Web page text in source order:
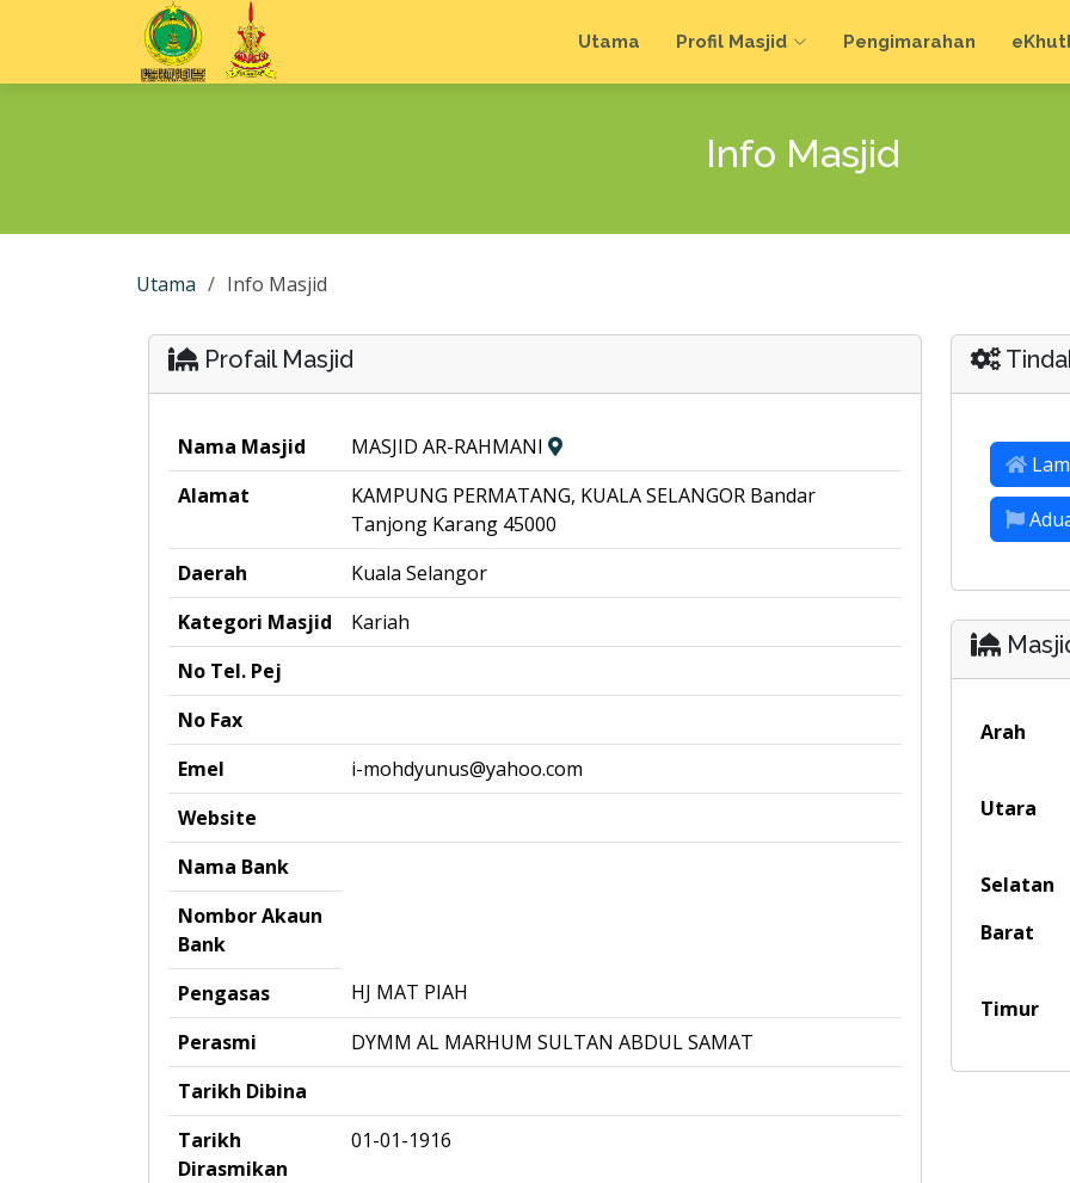
Utama Profil Masjid Pengimarahan e
Info Masjid
Utama Info Masjid
Profail Masjid
Nama Masjid
MASJID AR-RAHMANI
Alamat
KAMPUNG PERMATANG, KUALA SELANGOR Bandar
Tanjong Karang 45000
Daerah
Kuala Selangor
Kategori Masjid
Kariah
No Tel. Pej
No Fax
Emel
i-mohdyunus@yahoo.com
Website
Nama Bank
Nombor Akaun
Bank
Pengasas
HJ MAT PIAH
Perasmi
DYMM AL MARHUM SULTAN ABDUL SAMAT
Tarikh Dibina
Tarikh
Dirasmikan
01-01-1916
Arah
Utara
Selatan
Barat
Timur